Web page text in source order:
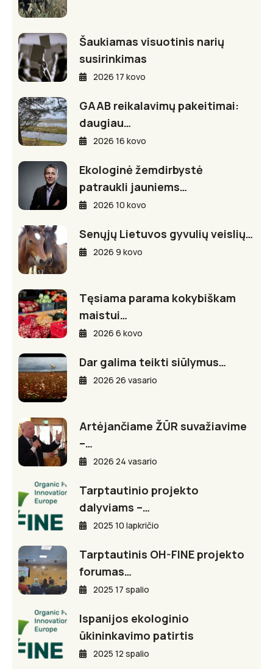
Šaukiamas visuotinis narių
susirinkimas
2026 17 kovo
GAAB reikalavimų pakeitimai:
daugiau…
2026 16 kovo
Ekologinė žemdirbystė
patraukli jauniems…
2026 10 kovo
Senųjų Lietuvos gyvulių veislių…
2026 9 kovo
Tęsiama parama kokybiškam
maistui…
2026 6 kovo
Dar galima teikti siūlymus…
2026 26 vasario
Artėjančiame ŽŪR suvažiavime
–…
2026 24 vasario
Tarptautinio projekto
dalyviams –…
2025 10 lapkričio
Tarptautinis OH-FINE projekto
forumas…
2025 17 spalio
Ispanijos ekologinio
ūkininkavimo patirtis
2025 12 spalio